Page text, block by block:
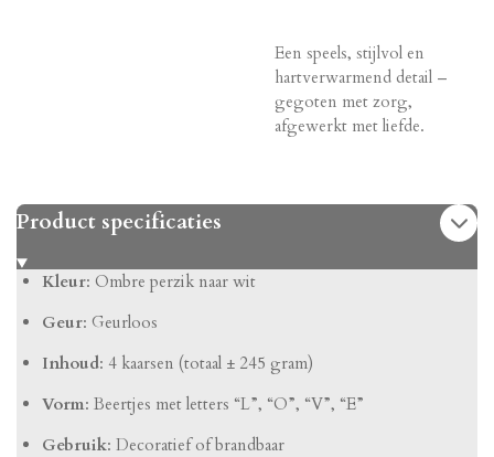
Een speels, stijlvol en
hartverwarmend detail –
gegoten met zorg,
afgewerkt met liefde.
Product specificaties
Kleur: Ombre perzik naar wit
Geur: Geurloos
Inhoud: 4 kaarsen (totaal ± 245 gram)
Vorm: Beertjes met letters “L”, “O”, “V”, “E”
Gebruik: Decoratief of brandbaar